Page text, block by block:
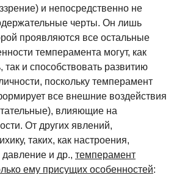
и непосредственно не
черты. Он лишь
проявляются все остальные
темперамента могут, как
так и способствовать развитию
поскольку темперамент
все внешние воздействия
влияющие на
От других явлений,
таких, как настроения,
и др., темперамент
ему присущих особенностей: